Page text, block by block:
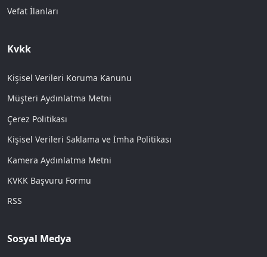
Vefat İlanları
Kvkk
Kişisel Verileri Koruma Kanunu
Müşteri Aydınlatma Metni
Çerez Politikası
Kişisel Verileri Saklama ve İmha Politikası
Kamera Aydınlatma Metni
KVKK Başvuru Formu
RSS
Sosyal Medya